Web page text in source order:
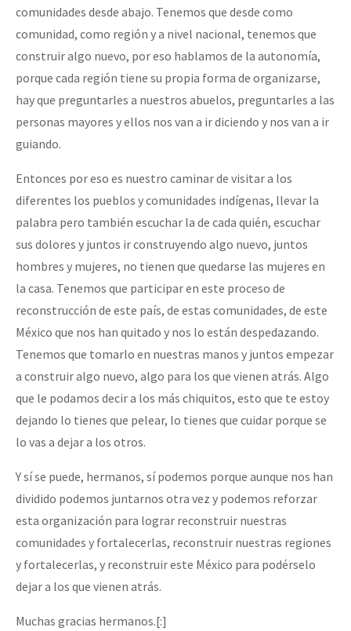
comunidades desde abajo. Tenemos que desde como
comunidad, como región y a nivel nacional, tenemos que
construir algo nuevo, por eso hablamos de la autonomía,
porque cada región tiene su propia forma de organizarse,
hay que preguntarles a nuestros abuelos, preguntarles a las
personas mayores y ellos nos van a ir diciendo y nos van a ir
guiando.
Entonces por eso es nuestro caminar de visitar a los
diferentes los pueblos y comunidades indígenas, llevar la
palabra pero también escuchar la de cada quién, escuchar
sus dolores y juntos ir construyendo algo nuevo, juntos
hombres y mujeres, no tienen que quedarse las mujeres en
la casa. Tenemos que participar en este proceso de
reconstrucción de este país, de estas comunidades, de este
México que nos han quitado y nos lo están despedazando.
Tenemos que tomarlo en nuestras manos y juntos empezar
a construir algo nuevo, algo para los que vienen atrás. Algo
que le podamos decir a los más chiquitos, esto que te estoy
dejando lo tienes que pelear, lo tienes que cuidar porque se
lo vas a dejar a los otros.
Y sí se puede, hermanos, sí podemos porque aunque nos han
dividido podemos juntarnos otra vez y podemos reforzar
esta organización para lograr reconstruir nuestras
comunidades y fortalecerlas, reconstruir nuestras regiones
y fortalecerlas, y reconstruir este México para podérselo
dejar a los que vienen atrás.
Muchas gracias hermanos.[:]